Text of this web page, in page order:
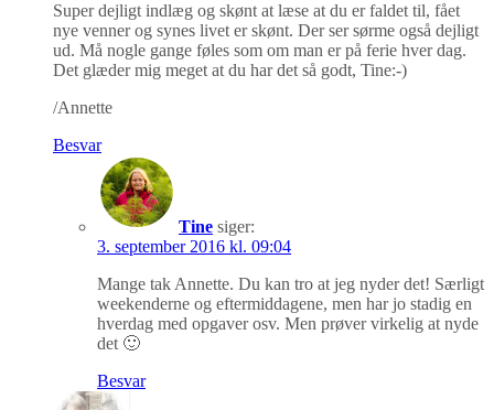
Super dejligt indlæg og skønt at læse at du er faldet til, fået
nye venner og synes livet er skønt. Der ser sørme også dejligt
ud. Må nogle gange føles som om man er på ferie hver dag.
Det glæder mig meget at du har det så godt, Tine:-)
/Annette
Besvar
Tine siger:
3. september 2016 kl. 09:04
Mange tak Annette. Du kan tro at jeg nyder det! Særligt
weekenderne og eftermiddagene, men har jo stadig en
hverdag med opgaver osv. Men prøver virkelig at nyde
det 🙂
Besvar